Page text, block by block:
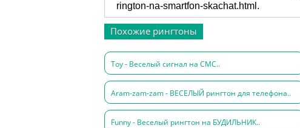
rington-na-smartfon-skachat.html .
Похожие рингтоны
Toy - Веселый сигнал на СМС..
Aram-zam-zam - ВЕСЕЛЫЙ рингтон для телефона..
Funny - Веселый рингтон на БУДИЛЬНИК..